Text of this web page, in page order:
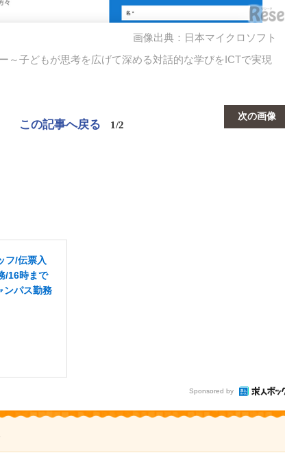
画像出典：日本マイクロソフト
～子どもが思考を広げて深める対話的な学びをICTで実現
次の画像
この記事へ戻る 1/2
フ/伝票入
/16時まで
ンパス勤務
Sponsored by